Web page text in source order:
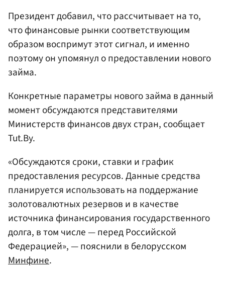
Президент добавил, что рассчитывает на то,
что финансовые рынки соответствующим
образом воспримут этот сигнал, и именно
поэтому он упомянул о предоставлении нового
займа.
Конкретные параметры нового займа в данный
момент обсуждаются представителями
Министерств финансов двух стран, сообщает
Tut.By.
«Обсуждаются сроки, ставки и график
предоставления ресурсов. Данные средства
планируется использовать на поддержание
золотовалютных резервов и в качестве
источника финансирования государственного
долга, в том числе — перед Российской
Федерацией», — пояснили в белорусском
Минфине.